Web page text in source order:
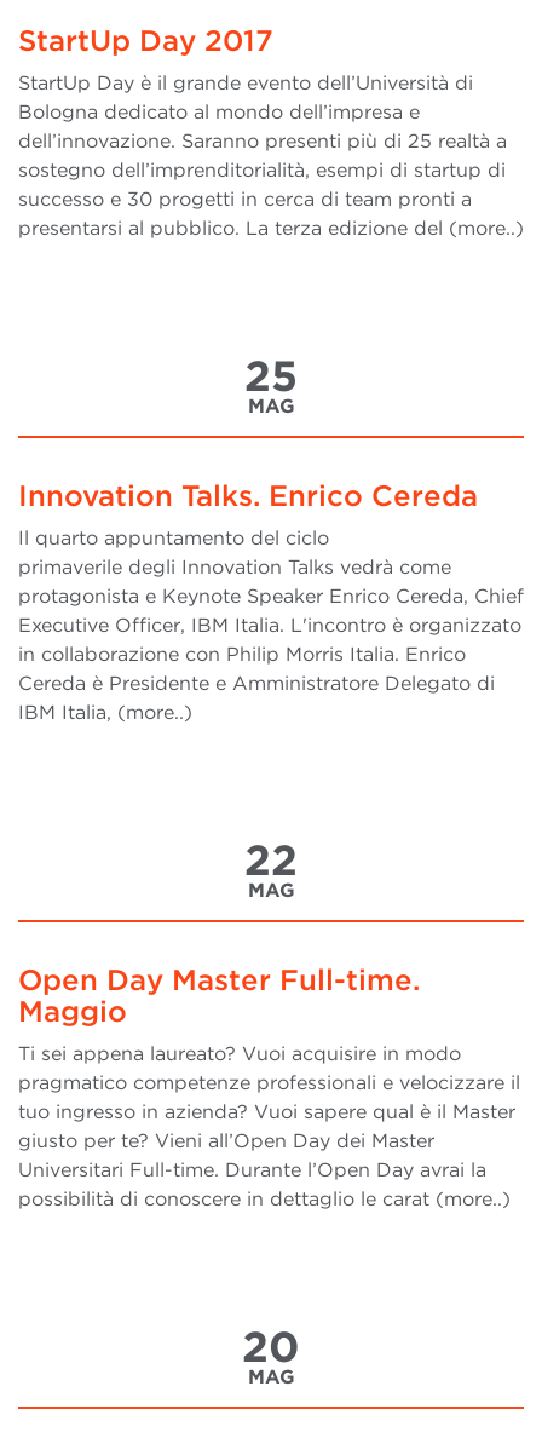
StartUp Day 2017
StartUp Day è il grande evento dell’Università di
Bologna dedicato al mondo dell’impresa e
dell’innovazione. Saranno presenti più di 25 realtà a
sostegno dell’imprenditorialità, esempi di startup di
successo e 30 progetti in cerca di team pronti a
presentarsi al pubblico. La terza edizione del (more..)
25
MAG
Innovation Talks. Enrico Cereda
Il quarto appuntamento del ciclo
primaverile degli Innovation Talks vedrà come
protagonista e Keynote Speaker Enrico Cereda, Chief
Executive Officer, IBM Italia. L'incontro è organizzato
in collaborazione con Philip Morris Italia. Enrico
Cereda è Presidente e Amministratore Delegato di
IBM Italia, (more..)
22
MAG
Open Day Master Full-time.
Maggio
Ti sei appena laureato? Vuoi acquisire in modo
pragmatico competenze professionali e velocizzare il
tuo ingresso in azienda? Vuoi sapere qual è il Master
giusto per te? Vieni all’Open Day dei Master
Universitari Full-time. Durante l’Open Day avrai la
possibilità di conoscere in dettaglio le carat (more..)
20
MAG